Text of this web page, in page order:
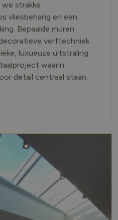
strakke
vliesbehang en een
Bepaalde muren
verftechniek
luxueuze uitstraling
waarin
detail centraal staan.